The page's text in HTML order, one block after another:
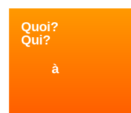
Quoi?
Qui?
à